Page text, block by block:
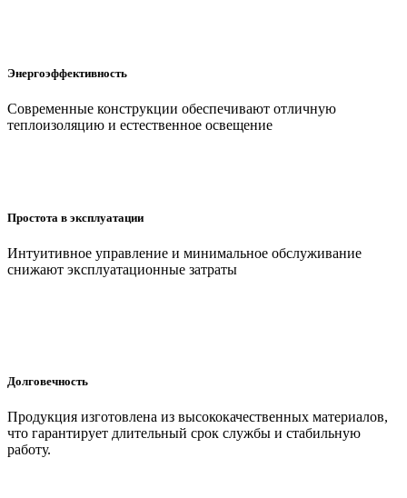
Энергоэффективность
Современные конструкции обеспечивают отличную
теплоизоляцию и естественное освещение
Простота в эксплуатации
Интуитивное управление и минимальное обслуживание
снижают эксплуатационные затраты
Долговечность
Продукция изготовлена из высококачественных материалов,
что гарантирует длительный срок службы и стабильную
работу.